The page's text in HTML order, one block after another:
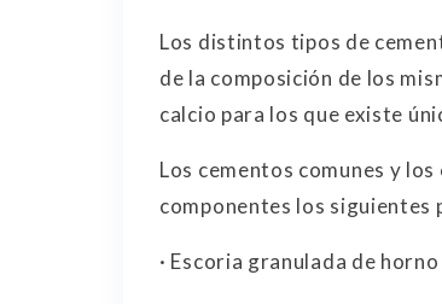
Los distintos tipos de
de la composición de los
calcio para los que existe
Los cementos comunes y
componentes los siguientes
· Escoria granulada de